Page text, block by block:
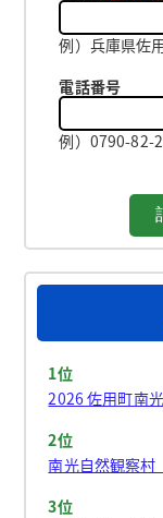
例）兵庫県佐
電話番号
例）0790-82-
1位
2026 佐用町南
2位
南光自然観察
3位